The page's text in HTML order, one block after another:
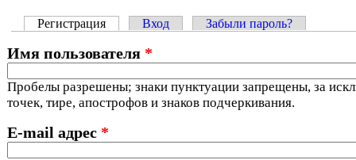
Регистрация (активная вкладка)
Вход Забыли пароль?
Имя пользователя *
Пробелы разрешены; знаки пунктуации запрещены, за
точек, тире, апострофов и знаков подчеркивания.
E-mail адрес *